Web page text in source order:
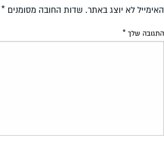
האימייל לא יוצג באתר. שדות החובה מסומנים *
התגובה שלך *